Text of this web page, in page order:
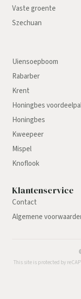
Vaste groente
Szechuan
Uiensoepboom
Rabarber
Krent
Honingbes
Honingbes
Kweepeer
Mispel
Knoflook
Klantenservice
Contact
Algemene
This site is protected by